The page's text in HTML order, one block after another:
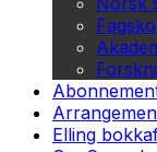
Elling